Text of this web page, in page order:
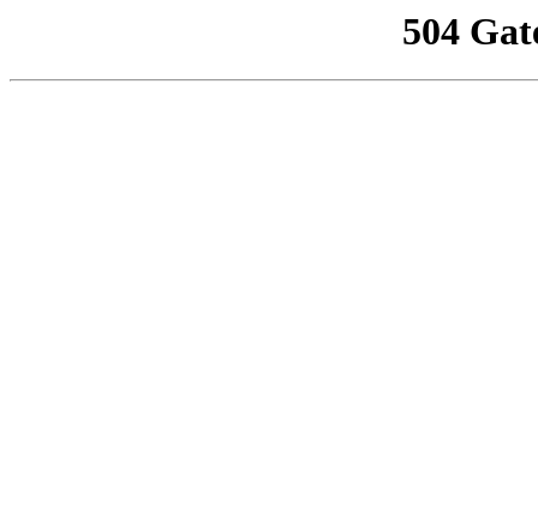
504